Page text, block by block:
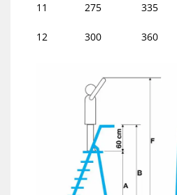
11 275 335
12 300 360